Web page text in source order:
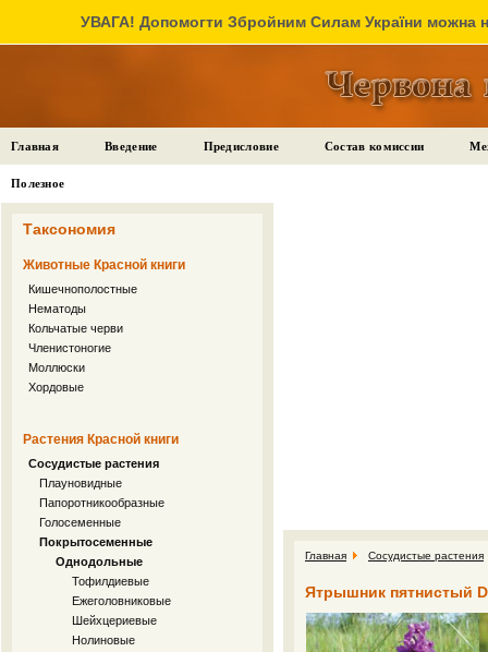
УВАГА! Допомогти Збройним Силам України можна
Главная Введение Предисловие Состав комиссии
Полезное
Таксономия
Животные Красной книги
Кишечнополостные
Нематоды
Кольчатые черви
Членистоногие
Моллюски
Хордовые
Растения Красной книги
Сосудистые растения
Плауновидные
Папоротникообразные
Голосеменные
Покрытосеменные
Однодольные
Тофилдиевые
Ежеголовниковые
Шейхцериевые
Нолиновые
Главная Сосудистые растения
Ятрышник пятнистый